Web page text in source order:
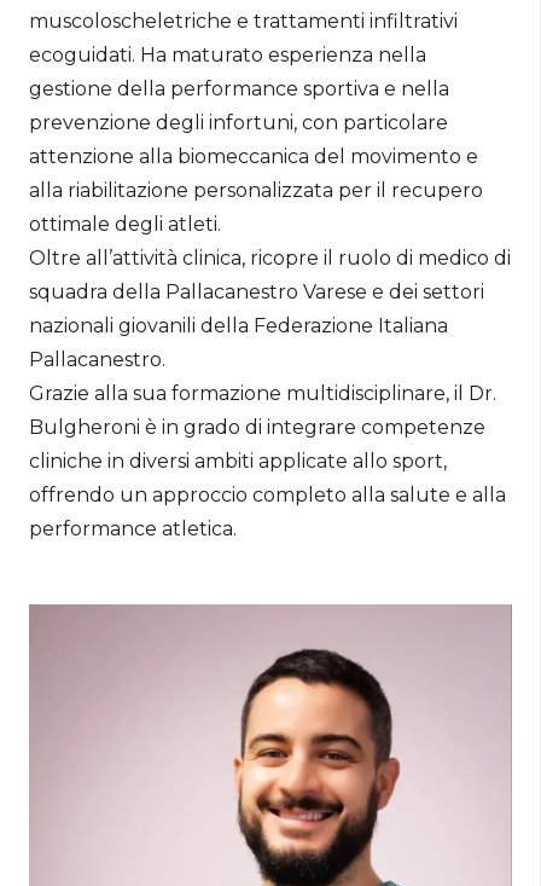
muscoloscheletriche e trattamenti infiltrativi
ecoguidati. Ha maturato esperienza nella
gestione della performance sportiva e nella
prevenzione degli infortuni, con particolare
attenzione alla biomeccanica del movimento e
alla riabilitazione personalizzata per il recupero
ottimale degli atleti.
Oltre all’attività clinica, ricopre il ruolo di medico di
squadra della Pallacanestro Varese e dei settori
nazionali giovanili della Federazione Italiana
Pallacanestro.
Grazie alla sua formazione multidisciplinare, il Dr.
Bulgheroni è in grado di integrare competenze
cliniche in diversi ambiti applicate allo sport,
offrendo un approccio completo alla salute e alla
performance atletica.